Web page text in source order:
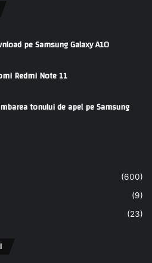
pe Samsung Galaxy A10
Redmi Note 11
tonului de apel pe Samsung
(600)
(9)
(23)